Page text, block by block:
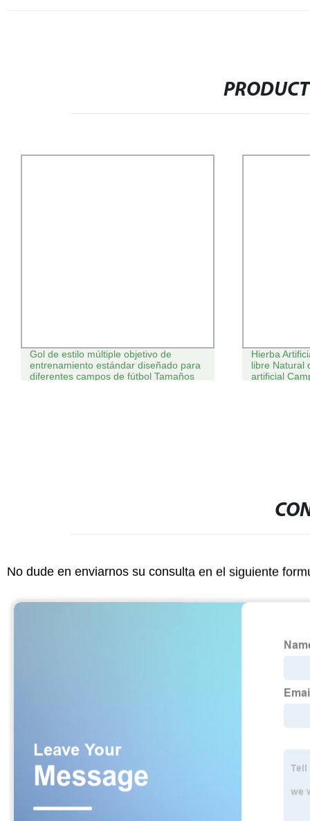
Gol de estilo múltiple objetivo de
entrenamiento estándar diseñado para
diferentes campos de fútbol Tamaños
Hierba
libre Natural
artificial
No dude en enviarnos su consulta en el siguiente